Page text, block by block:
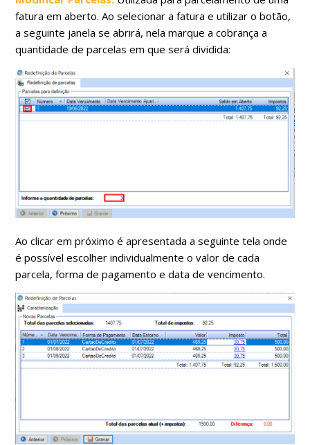
fatura em aberto. Ao selecionar a fatura e utilizar o botão,
a seguinte janela se abrirá, nela marque a cobrança a
quantidade de parcelas em que será dividida:
Ao clicar em próximo é apresentada a seguinte tela onde
é possível escolher individualmente o valor de cada
parcela, forma de pagamento e data de vencimento.